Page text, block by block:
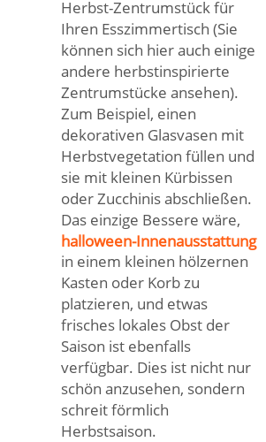
Herbst-Zentrumstück für
Ihren Esszimmertisch (Sie
können sich hier auch einige
andere herbstinspirierte
Zentrumstücke ansehen).
Zum Beispiel, einen
dekorativen Glasvasen mit
Herbstvegetation füllen und
sie mit kleinen Kürbissen
oder Zucchinis abschließen.
Das einzige Bessere wäre,
halloween-Innenausstattung
in einem kleinen hölzernen
Kasten oder Korb zu
platzieren, und etwas
frisches lokales Obst der
Saison ist ebenfalls
verfügbar. Dies ist nicht nur
schön anzusehen, sondern
schreit förmlich
Herbstsaison.